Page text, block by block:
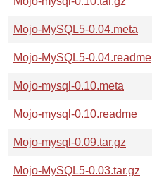
Mojo-MySQL5-0.04.meta
Mojo-MySQL5-0.04.readme
Mojo-mysql-0.10.meta
Mojo-mysql-0.10.readme
Mojo-mysql-0.09.tar.gz
Mojo-MySQL5-0.03.tar.gz